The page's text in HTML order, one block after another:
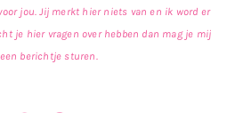
jou. Jij merkt hier niets van en ik word er
je hier vragen over hebben dan mag je mij
berichtje sturen.